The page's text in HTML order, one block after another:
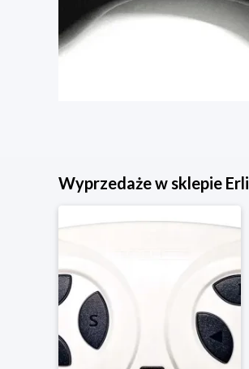
Wyprzedaże w sklepie Erli